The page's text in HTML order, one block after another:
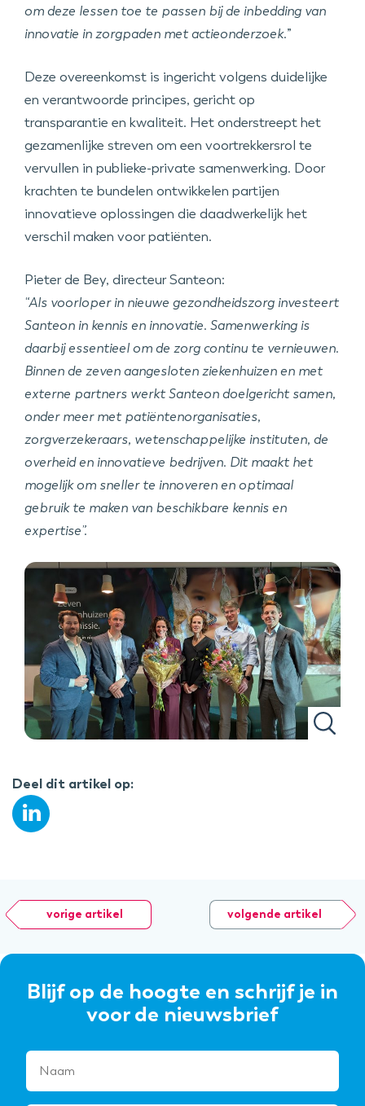
om deze lessen toe te passen bij de inbedding van
innovatie in zorgpaden met actieonderzoek.”
Deze overeenkomst is ingericht volgens duidelijke
en verantwoorde principes, gericht op
transparantie en kwaliteit. Het onderstreept het
gezamenlijke streven om een voortrekkersrol te
vervullen in publieke-private samenwerking. Door
krachten te bundelen ontwikkelen partijen
innovatieve oplossingen die daadwerkelijk het
verschil maken voor patiënten.
Pieter de Bey, directeur Santeon:
“Als voorloper in nieuwe gezondheidszorg investeert
Santeon in kennis en innovatie. Samenwerking is
daarbij essentieel om de zorg continu te vernieuwen.
Binnen de zeven aangesloten ziekenhuizen en met
externe partners werkt Santeon doelgericht samen,
onder meer met patiëntenorganisaties,
zorgverzekeraars, wetenschappelijke instituten, de
overheid en innovatieve bedrijven. Dit maakt het
mogelijk om sneller te innoveren en optimaal
gebruik te maken van beschikbare kennis en
expertise”.
Deel dit artikel op:
vorige artikel volgende artikel
Blijf op de hoogte en schrijf je in
voor de nieuwsbrief